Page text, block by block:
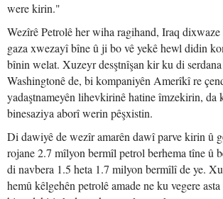
were kirin."
Wezîrê Petrolê her wiha ragihand, Iraq
gaza xwezayî bîne û ji bo vê yekê hewl didin
bînin welat. Xuzeyr desştnîşan kir ku di
Washingtonê de, bi kompaniyên Amerîkî re
yadaştnameyên lihevkirinê hatine îmzekirin, da
binesaziya aborî werin pêşxistin.
Di dawiyê de wezîr amarên dawî parve kirin û
rojane 2.7 mîlyon bermîl petrol berhema tîne û
di navbera 1.5 heta 1.7 milyon bermîlî de ye.
hemû kêlgehên petrolê amade ne ku vegere